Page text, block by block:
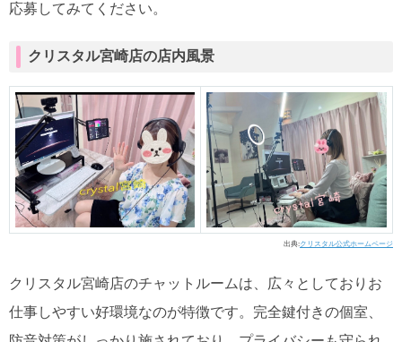
応募してみてください。
クリスタル宮崎店の店内風景
出典:クリスタル公式ホームページ
クリスタル宮崎店のチャットルームは、広々としておりお
仕事しやすい好環境なのが特徴です。完全鍵付きの個室、